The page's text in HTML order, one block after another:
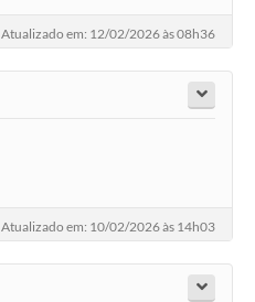
Atualizado em: 12/02/2026 às 08h36
Atualizado em: 10/02/2026 às 14h03